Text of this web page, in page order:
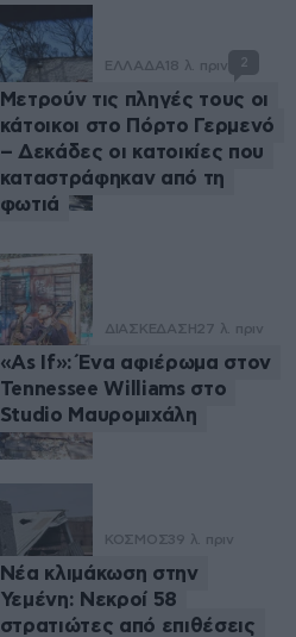
ΕΛΛΑΔΑ 18 λ. πριν 2
Μετρούν τις πληγές τους οι
κάτοικοι στο Πόρτο Γερμενό
– Δεκάδες οι κατοικίες που
καταστράφηκαν από τη
φωτιά
ΔΙΑΣΚΕΔΑΣΗ27 λ. πριν
«As If»: Ένα αφιέρωμα στον
Tennessee Williams στο
Studio Μαυρομιχάλη
ΚΟΣΜΟΣ39 λ. πριν
Νέα κλιμάκωση στην
Υεμένη: Νεκροί 58
στρατιώτες από επιθέσεις